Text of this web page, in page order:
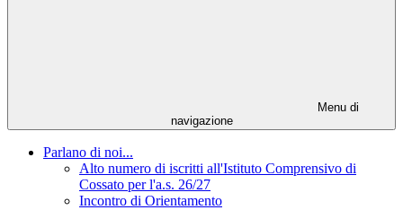
Menu di
navigazione
Parlano di noi...
Alto numero di iscritti all'Istituto Comprensivo di
Cossato per l'a.s. 26/27
Incontro di Orientamento